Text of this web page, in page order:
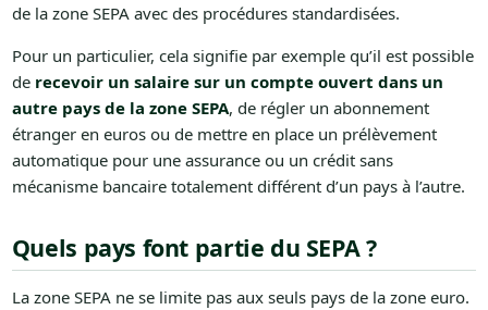
de la zone SEPA avec des procédures standardisées.
Pour un particulier, cela signifie par exemple qu’il est possible
de recevoir un salaire sur un compte ouvert dans un
autre pays de la zone SEPA, de régler un abonnement
étranger en euros ou de mettre en place un prélèvement
automatique pour une assurance ou un crédit sans
mécanisme bancaire totalement différent d’un pays à l’autre.
Quels pays font partie du SEPA ?
La zone SEPA ne se limite pas aux seuls pays de la zone euro.